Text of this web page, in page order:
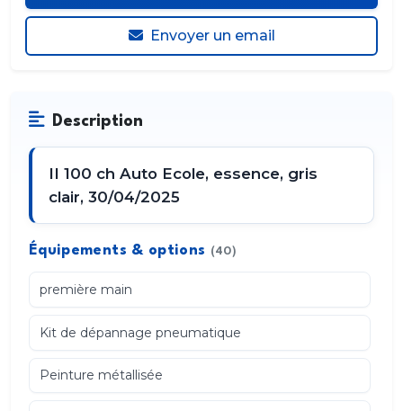
Envoyer un email
Description
II 100 ch Auto Ecole, essence, gris
clair, 30/04/2025
Équipements & options (40)
première main
Kit de dépannage pneumatique
Peinture métallisée